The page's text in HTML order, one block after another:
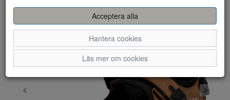
Acceptera alla
Hantera cookies
Läs mer om cookies